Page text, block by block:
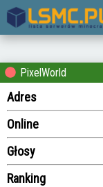
PixelWorld
Adres
Online
Głosy
Ranking